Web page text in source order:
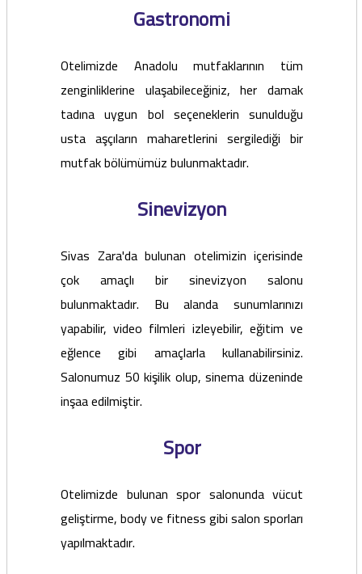
Gastronomi
Otelimizde Anadolu mutfaklarının tüm
zenginliklerine ulaşabileceğiniz, her damak
tadına uygun bol seçeneklerin sunulduğu
usta aşçıların maharetlerini sergilediği bir
mutfak bölümümüz bulunmaktadır.
Sinevizyon
Sivas Zara'da bulunan otelimizin içerisinde
çok amaçlı bir sinevizyon salonu
bulunmaktadır. Bu alanda sunumlarınızı
yapabilir, video filmleri izleyebilir, eğitim ve
eğlence gibi amaçlarla kullanabilirsiniz.
Salonumuz 50 kişilik olup, sinema düzeninde
inşaa edilmiştir.
Spor
Otelimizde bulunan spor salonunda vücut
geliştirme, body ve fitness gibi salon sporları
yapılmaktadır.